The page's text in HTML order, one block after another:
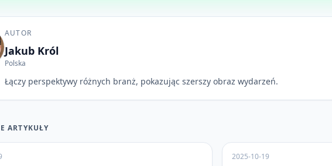
AUTOR
Jakub Król
Polska
Łączy perspektywy różnych branż, pokazując szerszy obraz wydarzeń.
ARTYKUŁY
2025-10-19